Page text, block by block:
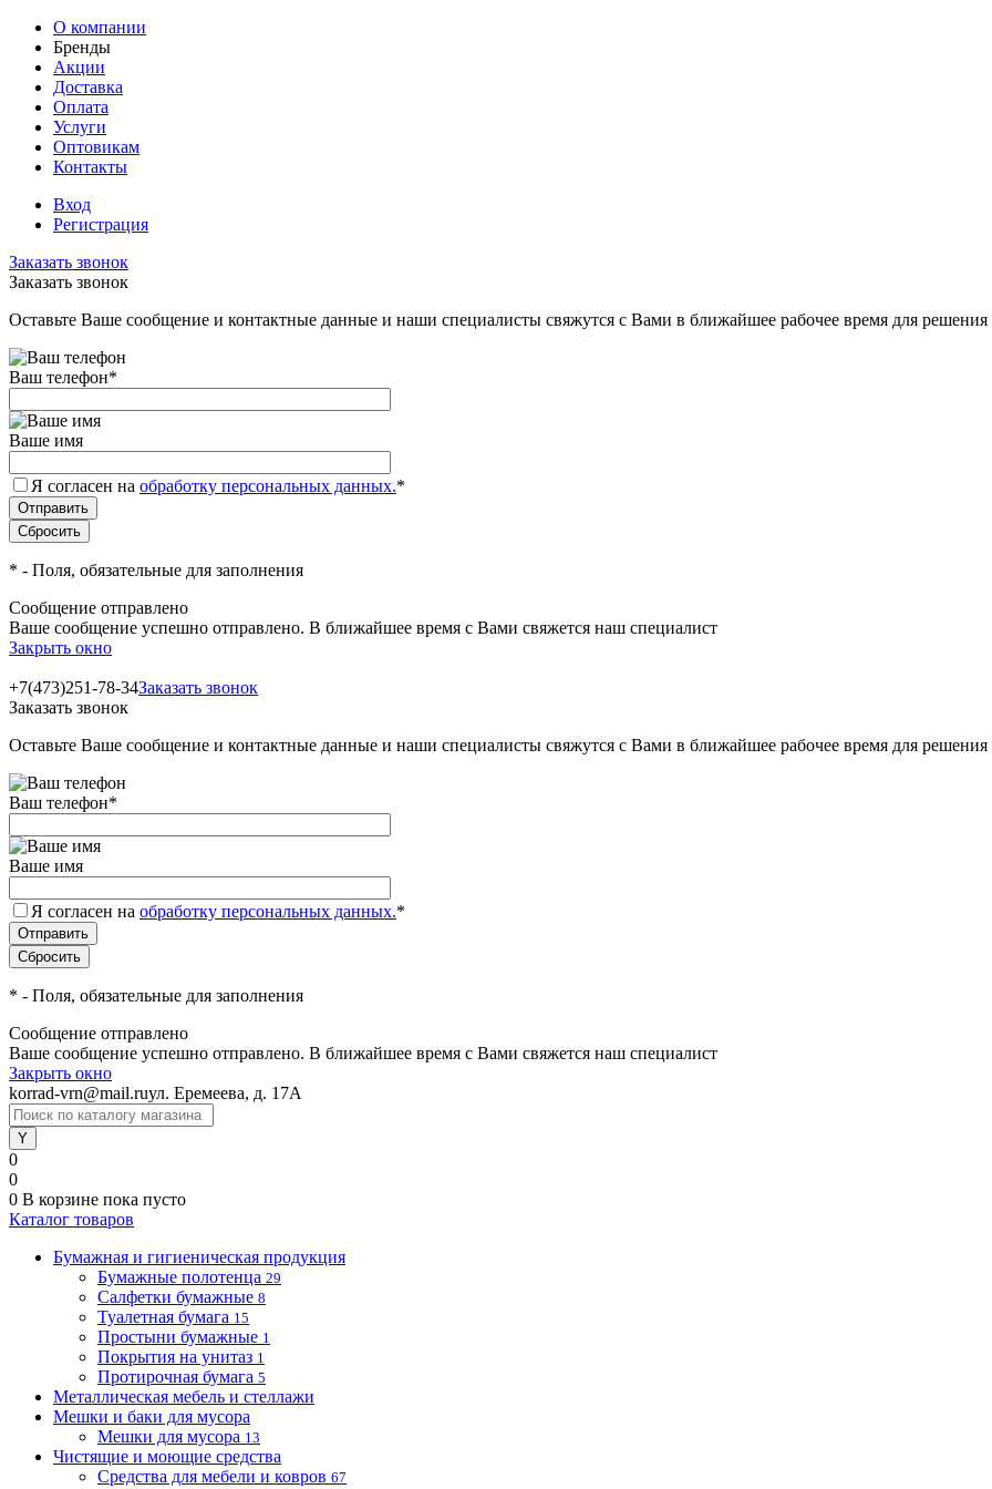
О компании
Бренды
Акции
Доставка
Оплата
Услуги
Оптовикам
Контакты
Вход
Регистрация
Заказать звонок
Заказать звонок
Оставьте Ваше сообщение и контактные данные и наши специалисты свяжутся с Вами в ближайшее рабочее время для
Ваш телефон*
Ваше имя
Я согласен на обработку персональных данных.*
* - Поля, обязательные для заполнения
Сообщение отправлено
Ваше сообщение успешно отправлено. В ближайшее время с Вами свяжется наш специалист
Закрыть окно
+7(473)251-78-34Заказать звонок
Заказать звонок
Оставьте Ваше сообщение и контактные данные и наши специалисты свяжутся с Вами в ближайшее рабочее время для
Ваш телефон*
Ваше имя
Я согласен на обработку персональных данных.*
* - Поля, обязательные для заполнения
Сообщение отправлено
Ваше сообщение успешно отправлено. В ближайшее время с Вами свяжется наш специалист
Закрыть окно
korrad-vrn@mail.ruул. Еремеева, д. 17А
0
0
0 В корзине пока пусто
Каталог товаров
Бумажная и гигиеническая продукция
Бумажные полотенца 29
Салфетки бумажные 8
Туалетная бумага 15
Простыни бумажные 1
Покрытия на унитаз 1
Протирочная бумага 5
Металлическая мебель и стеллажи
Мешки и баки для мусора
Мешки для мусора 13
Чистящие и моющие средства
Средства для мебели и ковров 67